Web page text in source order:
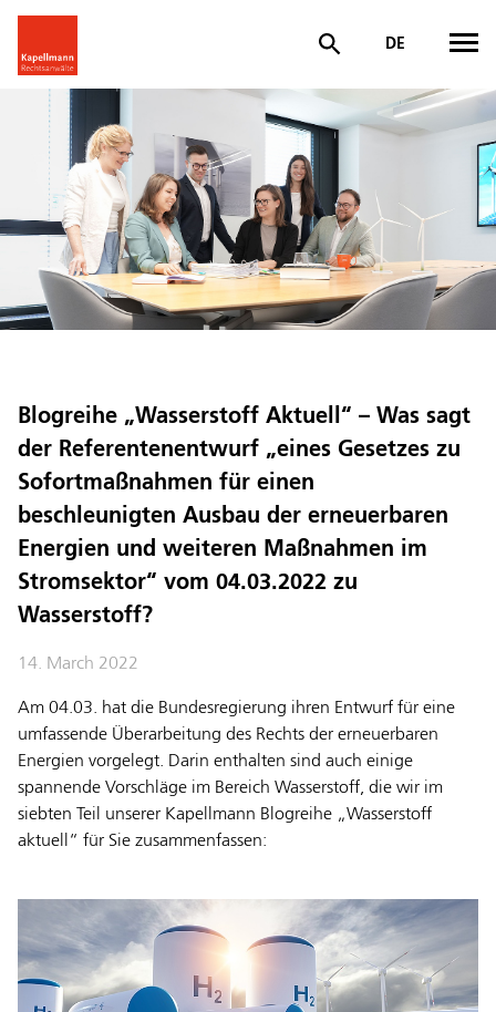
DE
Blogreihe „Wasserstoff Aktuell“ – Was sagt
der Referentenentwurf „eines Gesetzes zu
Sofortmaßnahmen für einen
beschleunigten Ausbau der erneuerbaren
Energien und weiteren Maßnahmen im
Stromsektor“ vom 04.03.2022 zu
Wasserstoff?
14. March 2022
Am 04.03. hat die Bundesregierung ihren Entwurf für eine
umfassende Überarbeitung des Rechts der erneuerbaren
Energien vorgelegt. Darin enthalten sind auch einige
spannende Vorschläge im Bereich Wasserstoff, die wir im
siebten Teil unserer Kapellmann Blogreihe „Wasserstoff
aktuell“ für Sie zusammenfassen: